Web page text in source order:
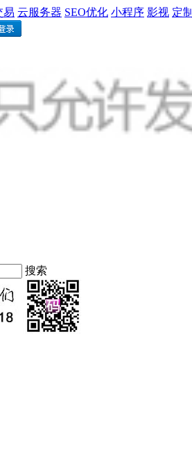
易 云服务器 SEO优化 小程序 影视 定
搜索